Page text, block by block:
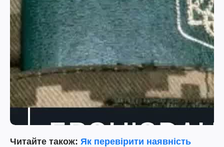
Читайте також: Як перевірити наявність